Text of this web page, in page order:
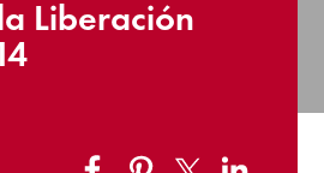
Liberación